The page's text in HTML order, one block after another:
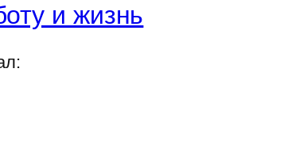
и жизнь